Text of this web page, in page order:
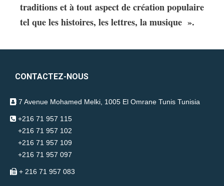
traditions et à tout aspect de création populaire
tel que les histoires, les lettres, la musique ».
CONTACTEZ-NOUS
7 Avenue Mohamed Melki, 1005 El Omrane Tunis Tunisia
+216 71 957 115
+216 71 957 102
+216 71 957 109
+216 71 957 097
+ 216 71 957 083